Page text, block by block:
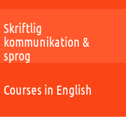
Skriftlig
kommunikation &
sprog
Courses in English